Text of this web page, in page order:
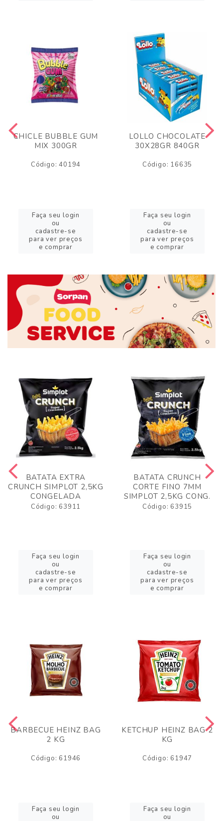
CHICLE BUBBLE GUM
MIX 300GR
Código: 40194
Faça seu login
ou
cadastre-se
para ver preços
e comprar
LOLLO CHOCOLATE
30X28GR 840GR
Código: 16635
Faça seu login
ou
cadastre-se
para ver preços
e comprar
BATATA EXTRA
CRUNCH SIMPLOT 2,5KG
CONGELADA
Código: 63911
Faça seu login
ou
cadastre-se
para ver preços
e comprar
BATATA CRUNCH
CORTE FINO 7MM
SIMPLOT 2,5KG CONG.
Código: 63915
Faça seu login
ou
cadastre-se
para ver preços
e comprar
BARBECUE HEINZ BAG
2 KG
Código: 61946
Faça seu login
ou
KETCHUP HEINZ BAG 2
KG
Código: 61947
Faça seu login
ou